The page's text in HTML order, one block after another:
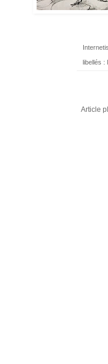
libellés :
Article